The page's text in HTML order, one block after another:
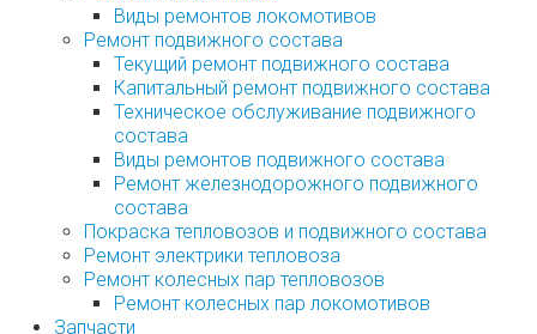
Виды ремонтов локомотивов
Ремонт подвижного состава
Текущий ремонт подвижного состава
Капитальный ремонт подвижного состава
Техническое обслуживание подвижного
состава
Виды ремонтов подвижного состава
Ремонт железнодорожного подвижного
состава
Покраска тепловозов и подвижного состава
Ремонт электрики тепловоза
Ремонт колесных пар тепловозов
Ремонт колесных пар локомотивов
Запчасти